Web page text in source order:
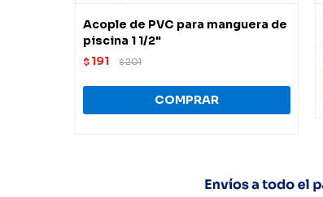
Acople de PVC para manguera de
piscina 1 1/2"
$ 191 $201